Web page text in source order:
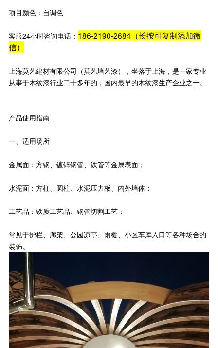
项目颜色：自调色
客服24小时咨询电话： 186-2190-2684（长按可复制添加微
信）
上海莫艺建材有限公司（莫艺墙艺漆），坐落于上海，是一家专业
从事于木纹漆行业二十多年的，国内最早的木纹漆生产企业之一。
产品使用指南
一、适用场所
金属面：方钢、镀锌钢管、铁管等金属表面；
水泥面：方柱、圆柱、水泥压力板、内外墙体；
工艺品：铁质工艺品、钢管切割工艺；
常见于护栏、廊架、公园凉亭、雨棚、小区车库入口等各种场合的
装饰。